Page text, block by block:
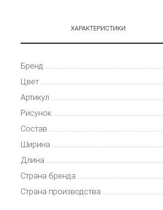
ХАРАКТЕРИСТИКИ
Бренд
Цвет
Артикул
Рисунок
Состав
Ширина
Длина
Страна бренда
Страна производства